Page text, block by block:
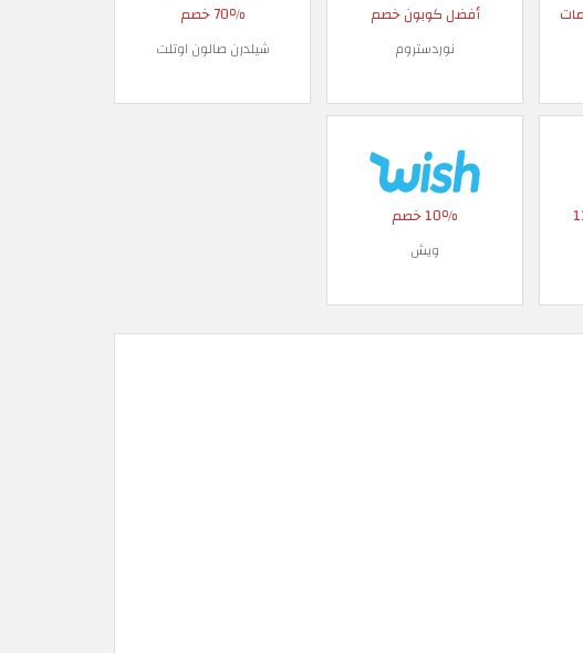
أفضل كوبون خصم
نوردستروم
70٪ خصم
شيلدرن صالون اوتلت
10٪ خصم
ويش